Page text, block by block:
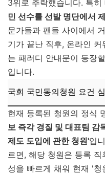
3위로 추락했습니다. 특
민 선수를 선발 명단에서
문가들과 팬들 사이에서
기가 끝난 직후, 온라인
는 패러디 안내문이 등장
입니다.
국회 국민동의청원 요건
현재 등록된 청원의 정식
보 즉각 경질 및 대표팀 감
제도 도입에 관한 청원'입
르면, 해당 청원은 등록
성을 빠르게 채워 현재 '